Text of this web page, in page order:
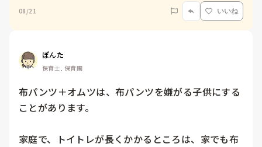
08/21 いいね
ぽんた
保育士, 保育園
布パンツ＋オムツは、布パンツを嫌がる子供にする
ことがあります。
家庭で、トイトレが長くかかるところは、家でも布